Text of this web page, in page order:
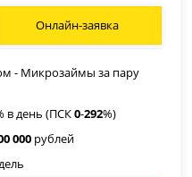
Онлайн-заявка
- Микрозаймы за пару
в день (ПСК0-292%)
000 рублей